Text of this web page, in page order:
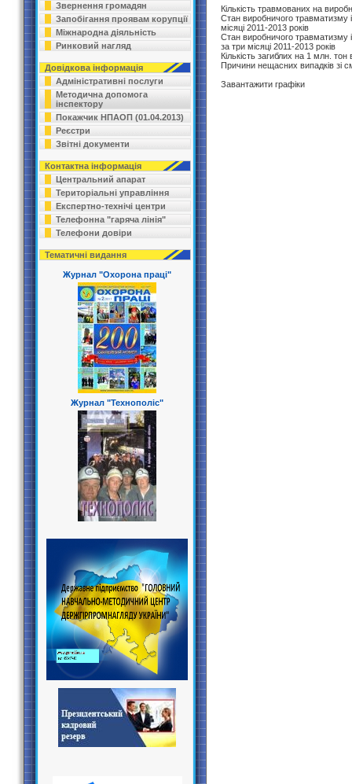
Звернення громадян
Запобігання проявам корупції
Міжнародна діяльність
Ринковий нагляд
Довідкова інформація
Адміністративні послуги
Методична допомога
інспектору
Покажчик НПАОП (01.04.2013)
Реєстри
Звітні документи
Контактна інформація
Центральний апарат
Територіальні управління
Експертно-технічі центри
Телефонна "гаряча лінія"
Телефони довіри
Тематичні видання
Журнал "Охорона праці"
Журнал "Технополіс"
Кількість травмованих на
Стан виробничого травматизму
місяці 2011-2013 років
Стан виробничого травматизму
за три місяці 2011-2013 років
Кількість загиблих на 1 млн. тон
Причини нещасних випадків зі
Завантажити графіки